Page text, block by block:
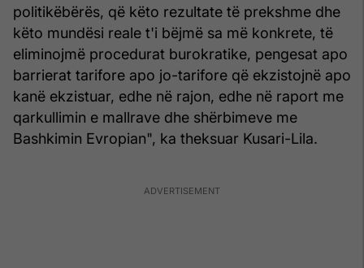
politikëbërës, që këto rezultate të prekshme dhe
këto mundësi reale t'i bëjmë sa më konkrete, të
eliminojmë procedurat burokratike, pengesat apo
barrierat tarifore apo jo-tarifore që ekzistojnë apo
kanë ekzistuar, edhe në rajon, edhe në raport me
qarkullimin e mallrave dhe shërbimeve me
Bashkimin Evropian", ka theksuar Kusari-Lila.